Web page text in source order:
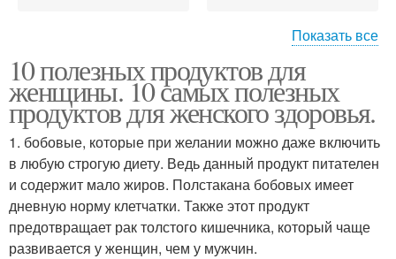
Продукты для женской
красоты
Продукты для мужчин
Показать все
10 полезных продуктов для
женщины. 10 самых полезных
продуктов для женского здоровья.
1. бобовые, которые при желании можно даже включить
в любую строгую диету. Ведь данный продукт питателен
и содержит мало жиров. Полстакана бобовых имеет
дневную норму клетчатки. Также этот продукт
предотвращает рак толстого кишечника, который чаще
развивается у женщин, чем у мужчин.